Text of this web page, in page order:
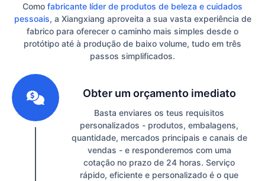
Como fabricante líder de produtos de beleza e cuidados
pessoais, a Xiangxiang aproveita a sua vasta experiência de
fabrico para oferecer o caminho mais simples desde o
protótipo até à produção de baixo volume, tudo em três
passos simplificados.
Obter um orçamento imediato
Basta enviares os teus requisitos
personalizados - produtos, embalagens,
quantidade, mercados principais e canais de
vendas - e responderemos com uma
cotação no prazo de 24 horas. Serviço
rápido, eficiente e personalizado é o que